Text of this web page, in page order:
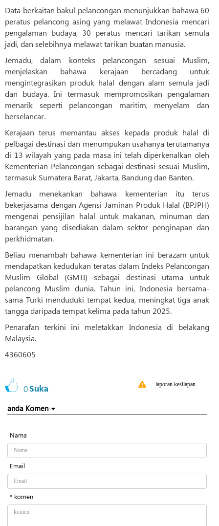
Data berkaitan bakul pelancongan menunjukkan bahawa 60
peratus pelancong asing yang melawat Indonesia mencari
pengalaman budaya, 30 peratus mencari tarikan semula
jadi, dan selebihnya melawat tarikan buatan manusia.
Jemadu, dalam konteks pelancongan sesuai Muslim,
menjelaskan bahawa kerajaan bercadang untuk
mengintegrasikan produk halal dengan alam semula jadi
dan budaya. Ini termasuk mempromosikan pengalaman
menarik seperti pelancongan maritim, menyelam dan
berselancar.
Kerajaan terus memantau akses kepada produk halal di
pelbagai destinasi dan menumpukan usahanya terutamanya
di 13 wilayah yang pada masa ini telah diperkenalkan oleh
Kementerian Pelancongan sebagai destinasi sesuai Muslim,
termasuk Sumatera Barat, Jakarta, Bandung dan Banten.
Jemadu menekankan bahawa kementerian itu terus
bekerjasama dengan Agensi Jaminan Produk Halal (BPJPH)
mengenai pensijilan halal untuk makanan, minuman dan
barangan yang disediakan dalam sektor penginapan dan
perkhidmatan.
Beliau menambah bahawa kementerian ini berazam untuk
mendapatkan kedudukan teratas dalam Indeks Pelancongan
Muslim Global (GMTI) sebagai destinasi utama untuk
pelancong Muslim dunia. Tahun ini, Indonesia bersama-
sama Turki menduduki tempat kedua, meningkat tiga anak
tangga daripada tempat kelima pada tahun 2025.
Penarafan terkini ini meletakkan Indonesia di belakang
Malaysia.
4360605
0Suka laporan kesilapan
anda Komen
Nama
Email
* komen